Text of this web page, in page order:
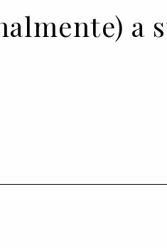
a